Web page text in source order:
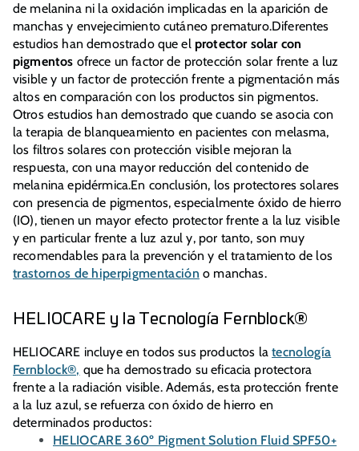
de melanina ni la oxidación implicadas en la aparición de
manchas y envejecimiento cutáneo prematuro.Diferentes
estudios han demostrado que el protector solar con
pigmentos ofrece un factor de protección solar frente a luz
visible y un factor de protección frente a pigmentación más
altos en comparación con los productos sin pigmentos.
Otros estudios han demostrado que cuando se asocia con
la terapia de blanqueamiento en pacientes con melasma,
los filtros solares con protección visible mejoran la
respuesta, con una mayor reducción del contenido de
melanina epidérmica.En conclusión, los protectores solares
con presencia de pigmentos, especialmente óxido de hierro
(IO), tienen un mayor efecto protector frente a la luz visible
y en particular frente a luz azul y, por tanto, son muy
recomendables para la prevención y el tratamiento de los
trastornos de hiperpigmentación o manchas.
HELIOCARE y la Tecnología Fernblock®
HELIOCARE incluye en todos sus productos latecnología
Fernblock®, que ha demostrado su eficacia protectora
frente a la radiación visible. Además, esta protección frente
a la luz azul, se refuerza con óxido de hierro en
determinados productos:
HELIOCARE 360º Pigment Solution Fluid SPF50+